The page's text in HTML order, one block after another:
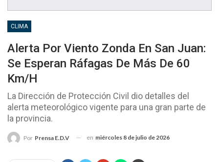
CLIMA
Alerta Por Viento Zonda En San Juan:
Se Esperan Ráfagas De Más De 60
Km/h
La Dirección de Protección Civil dio detalles del
alerta meteorológico vigente para una gran parte de
la provincia.
Por Prensa E.D.V en miércoles 8 de julio de 2026